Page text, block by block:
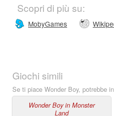
Scopri di più su:
MobyGames
Giochi simili
Se ti piace Wonder Boy, potrebbe
Wonder Boy in Monster
Land